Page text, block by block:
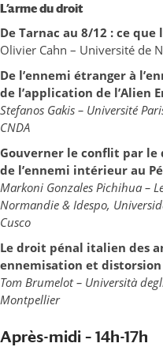
L’arme du droit
De Tarnac au 8/12 : ce
Olivier Cahn – Université de
De l’ennemi étranger à
de l’application de l’Alien
Stefanos Gakis – Université
CNDA
Gouverner le conflit par
de l’ennemi intérieur au
Markoni Gonzales Pichihua –
Normandie & Idespo,
Cusco
Le droit pénal italien des
ennemisation et
Tom Brumelot– Università
Montpellier
Après-midi – 14h-17h